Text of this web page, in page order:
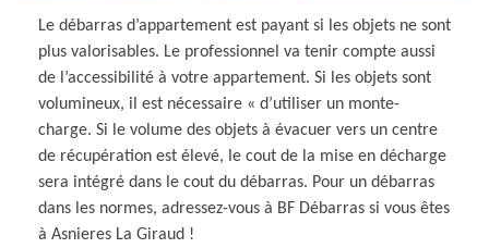
Le débarras d’appartement est payant si les objets ne sont
plus valorisables. Le professionnel va tenir compte aussi
de l’accessibilité à votre appartement. Si les objets sont
volumineux, il est nécessaire « d’utiliser un monte-
charge. Si le volume des objets à évacuer vers un centre
de récupération est élevé, le cout de la mise en décharge
sera intégré dans le cout du débarras. Pour un débarras
dans les normes, adressez-vous à BF Débarras si vous êtes
à Asnieres La Giraud !